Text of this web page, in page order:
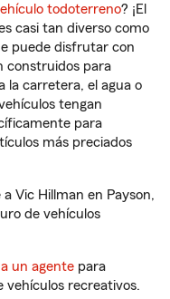
todoterreno? ¡El
casi tan diverso como
puede disfrutar con
construidos para
la carretera, el agua o
tengan
para
más preciados
Vic Hillman en Payson,
de vehículos
un agente para
vehículos recreativos.